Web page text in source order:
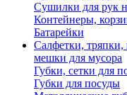
Сушилки для рук
Контейнеры,
Батарейки
Салфетки,
мешки для мусора
Губки, сетки для
Губки для посуды